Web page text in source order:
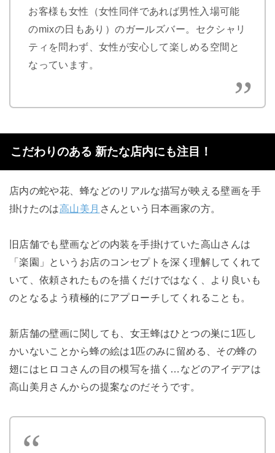
お客様も女性（女性同伴であれば男性入場可能
のmixの日もあり）のガールズバー。 セクシャリ
ティを問わず、女性が安心して楽しめる空間と
なっています。
こだわりのある 新たな店内にも注目！
店内の蛇や花、蜂などのリアルな描写が映える壁画を手
掛けたのは高山美月 さんという日本画家の方。
旧店舗でも壁画などの内装を手掛けていた高山さんは
「楽園」というお店のコンセプトを深く理解してくれて
いて、依頼されたものを描くだけではなく、より良いも
のとなるよう積極的にアプローチしてくれることも。
新店舗の壁画に関しても、女王蜂はひとつの巣に1匹し
かいないことから蜂の絵は1匹のみに留める、その蜂の
翅にはヒロコさんの目の模写を描く…などのアイデアは
高山美月さんからの提案なのだそうです。